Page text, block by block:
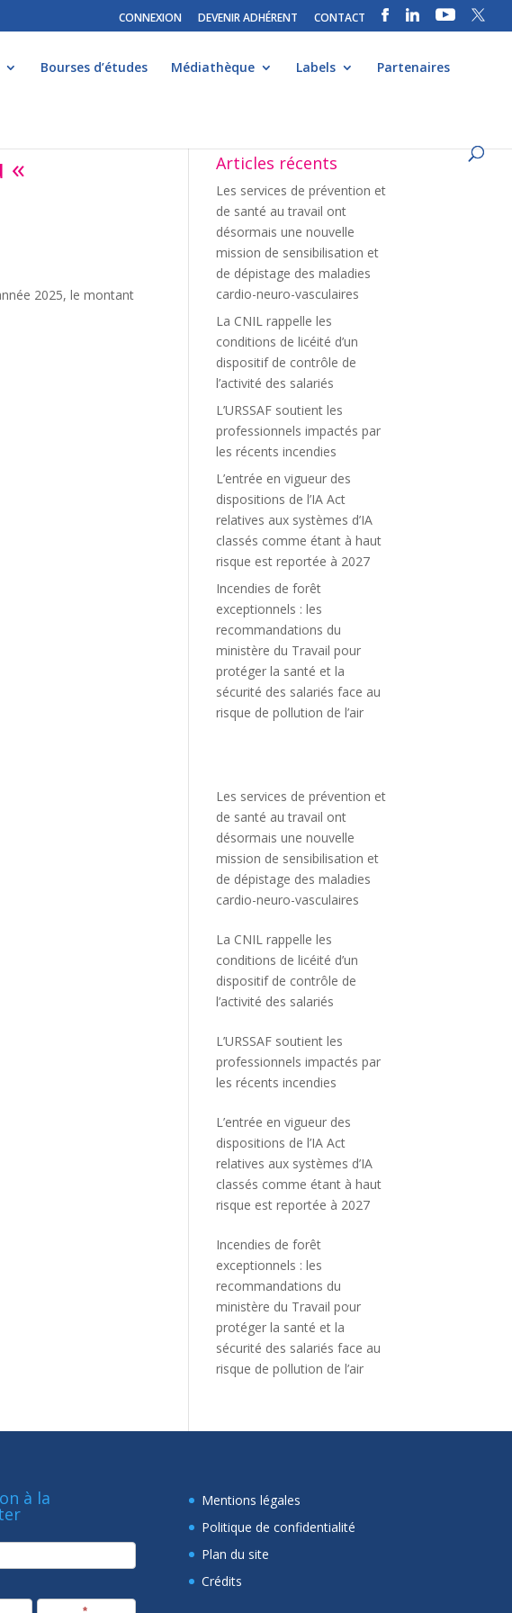
CONNEXION DEVENIR ADHÉRENT CONTACT
Bourses d’études Médiathèque Labels Partenaires
«
2025, le montant
Articles récents
Les services de prévention et
de santé au travail ont
désormais une nouvelle
mission de sensibilisation et
de dépistage des maladies
cardio-neuro-vasculaires
La CNIL rappelle les
conditions de licéité d’un
dispositif de contrôle de
l’activité des salariés
L’URSSAF soutient les
professionnels impactés par
les récents incendies
L’entrée en vigueur des
dispositions de l’IA Act
relatives aux systèmes d’IA
classés comme étant à haut
risque est reportée à 2027
Incendies de forêt
exceptionnels : les
recommandations du
ministère du Travail pour
protéger la santé et la
sécurité des salariés face au
risque de pollution de l’air
Les services de prévention et
de santé au travail ont
désormais une nouvelle
mission de sensibilisation et
de dépistage des maladies
cardio-neuro-vasculaires
La CNIL rappelle les
conditions de licéité d’un
dispositif de contrôle de
l’activité des salariés
L’URSSAF soutient les
professionnels impactés par
les récents incendies
L’entrée en vigueur des
dispositions de l’IA Act
relatives aux systèmes d’IA
classés comme étant à haut
risque est reportée à 2027
Incendies de forêt
exceptionnels : les
recommandations du
ministère du Travail pour
protéger la santé et la
sécurité des salariés face au
risque de pollution de l’air
à la
Mentions légales
Politique de confidentialité
Plan du site
Crédits